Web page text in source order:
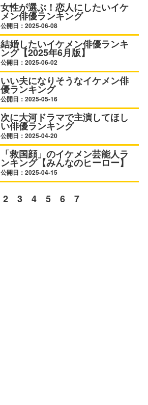
女性が選ぶ！恋人にしたいイケ
メン俳優ランキング
公開日：2025-06-08
結婚したいイケメン俳優ランキ
ング【2025年6月版】
公開日：2025-06-02
いい夫になりそうなイケメン俳
優ランキング
公開日：2025-05-16
次に大河ドラマで主演してほし
い俳優ランキング
公開日：2025-04-20
「救国顔」のイケメン芸能人ラ
ンキング【みんなのヒーロー】
公開日：2025-04-15
2 3 4 5 6 7